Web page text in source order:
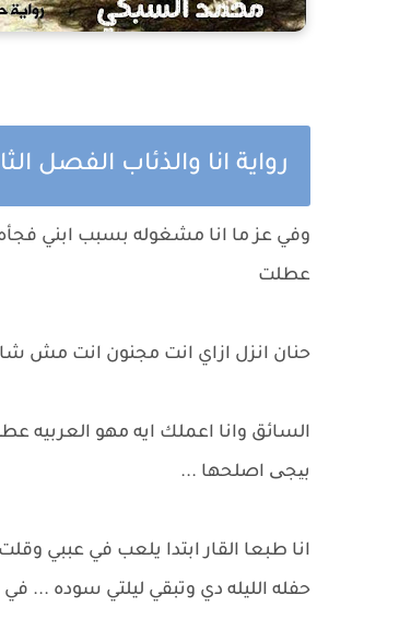
رواية انا والذئاب الفصل
وفي عز ما انا مشغوله بسبب ابني فجأه
عطلت
حنان انزل ازاي انت مجنون انت مش
السائق وانا اعملك ايه مهو العربيه
بیجی اصلحها ...
انا طبعا القار ابتدا يلعب في عببي
حفله الليله دي وتبقي ليلتي سوده